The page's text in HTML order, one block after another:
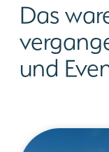
Das
und